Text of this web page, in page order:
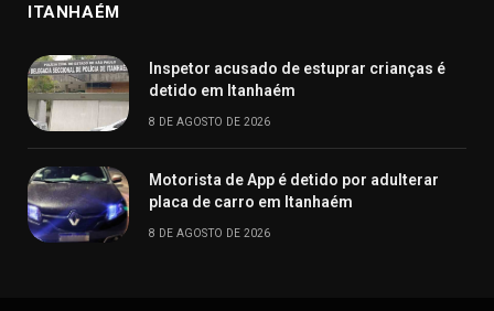
ITANHAÉM
Inspetor acusado de estuprar crianças é
detido em Itanhaém
8 DE AGOSTO DE 2026
Motorista de App é detido por adulterar
placa de carro em Itanhaém
8 DE AGOSTO DE 2026